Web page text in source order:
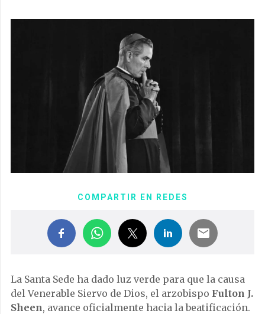
COMPARTIR EN REDES
La Santa Sede ha dado luz verde para que la causa
del Venerable Siervo de Dios, el arzobispo Fulton J.
Sheen, avance oficialmente hacia la beatificación.